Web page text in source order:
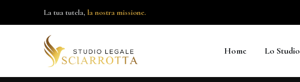
La tua tutela, la nostra missione.
Home Lo Studio